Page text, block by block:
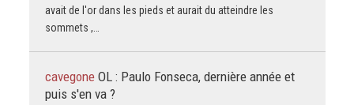
avait de l'or dans les pieds et aurait du atteindre les
sommets ,…
cavegone OL : Paulo Fonseca, dernière année et
puis s'en va ?